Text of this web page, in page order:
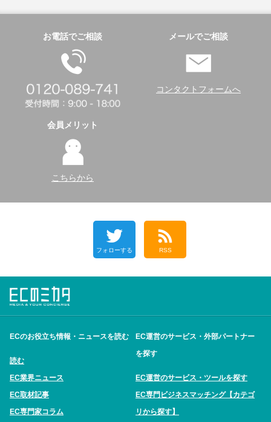
お電話でご相談 メールでご相談
コンタクトフォームへ
会員メリット
こちらから
フォローする RSS
ECのお役立ち情報・ニュースを読む
読む
EC業界ニュース
EC取材記事
EC専門家コラム
EC運営のサービス・外部パートナー
を探す
EC運営のサービス・ツールを探す
EC専門ビジネスマッチング【カテゴ
リから探す】